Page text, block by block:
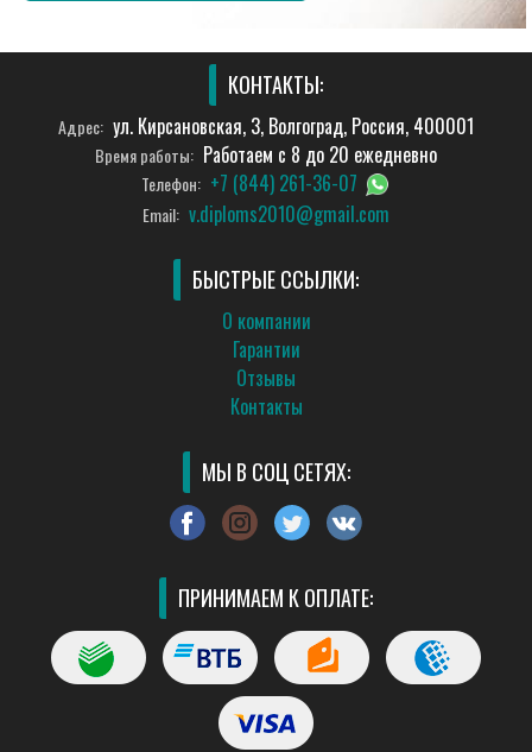
КОНТАКТЫ:
Адрес: ул. Кирсановская, 3, Волгоград, Россия, 400001
Время работы: Работаем с 8 до 20 ежедневно
Телефон: +7 (844) 261-36-07
Email: v.diploms2010@gmail.com
БЫСТРЫЕ ССЫЛКИ:
О компании
Гарантии
Отзывы
Контакты
МЫ В СОЦ СЕТЯХ:
ПРИНИМАЕМ К ОПЛАТЕ: